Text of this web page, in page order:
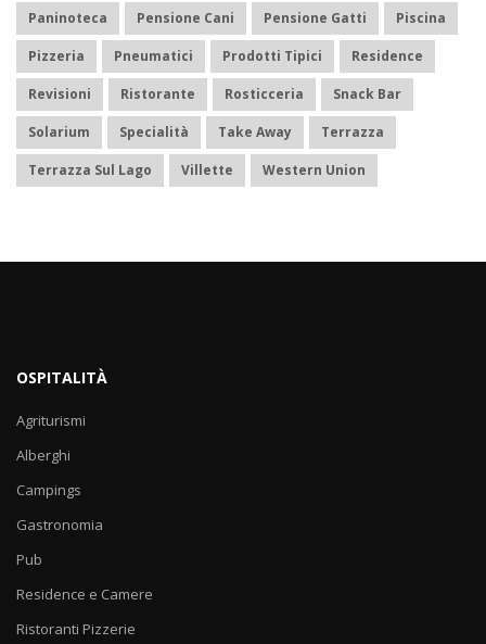
Paninoteca Pensione Cani Pensione Gatti Piscina
Pizzeria Pneumatici Prodotti Tipici Residence
Revisioni Ristorante Rosticceria Snack Bar
Solarium Specialità Take Away Terrazza
Terrazza Sul Lago Villette Western Union
OSPITALITÀ
Agriturismi
Alberghi
Campings
Gastronomia
Pub
Residence e Camere
Ristoranti Pizzerie